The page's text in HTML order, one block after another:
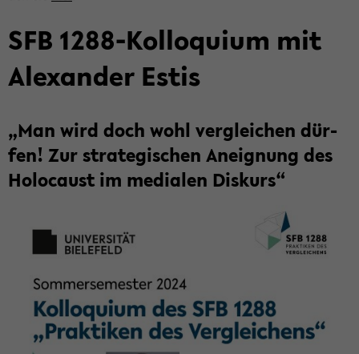
SFB 1288-​Kolloquium mit
Alex­an­der Estis
„Man wird doch wohl ver­glei­chen dür­
fen! Zur stra­te­gi­schen An­eig­nung des
Ho­lo­caust im me­dia­len Dis­kurs“